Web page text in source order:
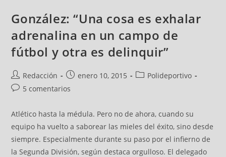
González: “Una cosa es exhalar
adrenalina en un campo de
fútbol y otra es delinquir”
Redacción enero 10, 2015
Polideportivo
5 comentarios
Atlético hasta la médula. Pero no de ahora, cuando su
equipo ha vuelto a saborear las mieles del éxito, sino desde
siempre. Especialmente durante su paso por el infierno de
la Segunda División, según destaca orgulloso. El delegado